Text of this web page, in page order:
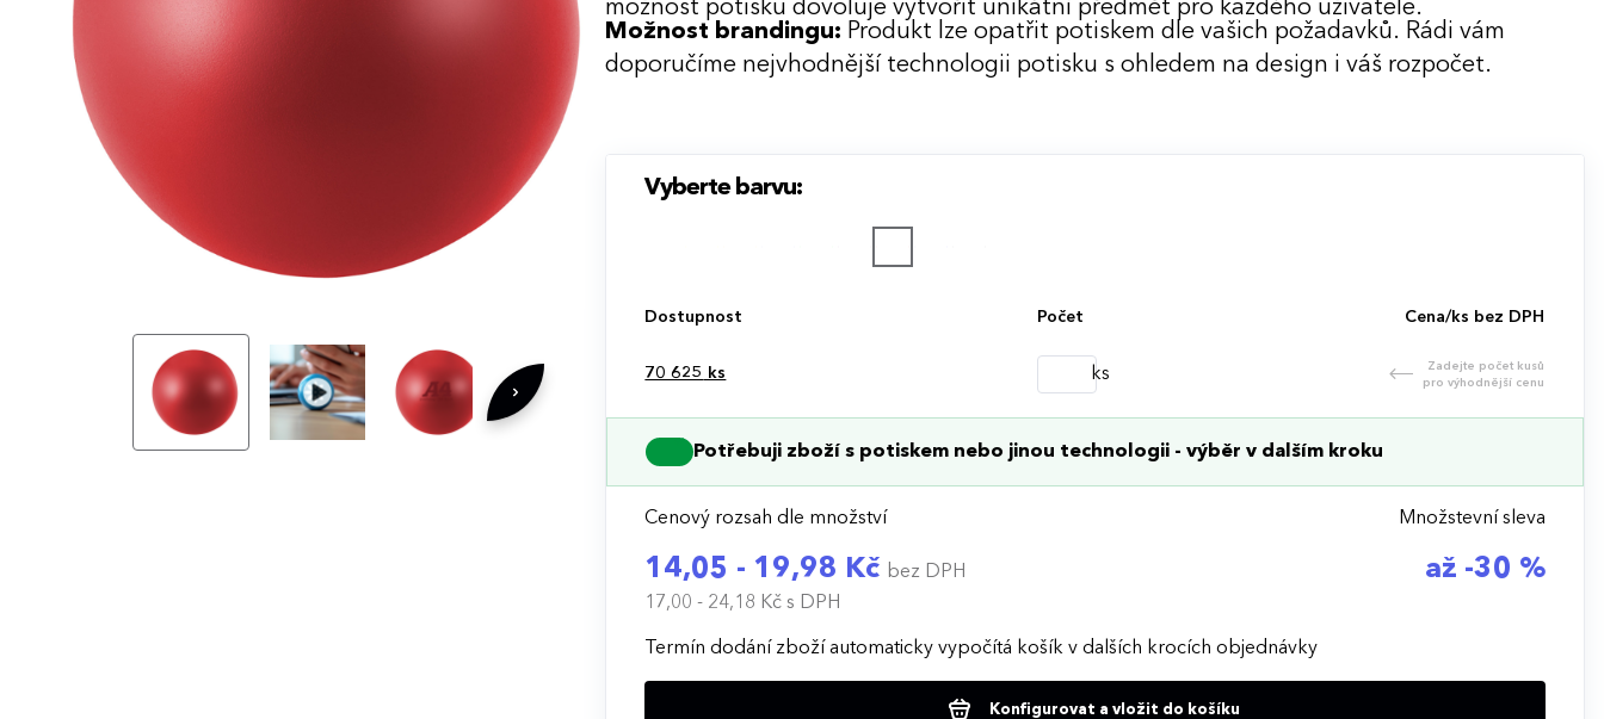
možnost potisku dovoluje vytvořit unikátní předmět pro každého uživatele.
Možnost brandingu: Produkt lze opatřit potiskem dle vašich požadavků. Rádi vám
doporučíme nejvhodnější technologii potisku s ohledem na design i váš rozpočet.
Vyberte barvu:
Dostupnost Počet Cena/ks bez DPH
70 625 ks ks
Zadejte počet kusů
pro výhodnější cenu
Potřebuji zboží s potiskem nebo jinou technologii - výběr v dalším kroku
Cenový rozsah dle množství
14,05 - 19,98 Kč bez DPH
17,00 - 24,18 Kčs DPH
Množstevní sleva
až -30 %
Termín dodání zboží automaticky vypočítá košík v dalších krocích objednávky
Konfigurovat a vložit do košíku